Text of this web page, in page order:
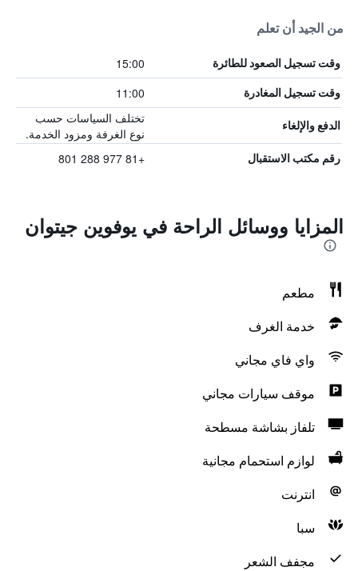
من الجيد أن تعلم
وقت تسجيل الصعود للطائرة 15:00
وقت تسجيل المغادرة 11:00
الدفع والإلغاء
تختلف السياسات حسب
نوع الغرفة ومزود الخدمة.
رقم مكتب الاستقبال +81 977 288 801
المزايا ووسائل الراحة في يوفوين جيتوان
مطعم
خدمة الغرف
واي فاي مجاني
موقف سيارات مجاني
تلفاز بشاشة مسطحة
لوازم استحمام مجانية
انترنت
سبا
مجفف الشعر